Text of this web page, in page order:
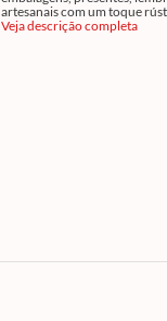
artesanais com um toque
em papel kraft de qualidade,
Veja descrição completa